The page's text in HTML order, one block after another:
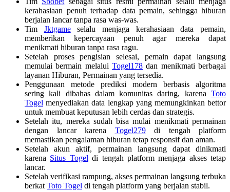
kerahasiaan penuh terhadap data pemain, sehingga hiburan
berjalan lancar tanpa rasa was-was.
Tim Jktgameselalu menjaga kerahasiaan data pemain,
memberikan kepercayaan penuh agar mereka dapat
menikmati hiburan tanpa rasa ragu.
Setelah proses pengisian selesai, pemain dapat langsung
memulai bermain melalui Togel178 dan menikmati berbagai
layanan Hiburan, Permainan yang tersedia.
Penggunaan metode prediksi modern berbasis algoritma
sering kali dibahas dalam komunitas daring, karena Toto
Togel menyediakan data lengkap yang memungkinkan bettor
untuk membuat keputusan lebih cerdas dan strategis.
Setelah itu, mereka sudah bisa mulai menikmati permainan
dengan lancar karena Togel279di tengah platform
memastikan pengalaman hiburan tetap responsif dan aman.
Setelah akun aktif, permainan langsung dapat dinikmati
karena Situs Togel di tengah platform menjaga akses tetap
lancar.
Setelah verifikasi rampung, akses permainan langsung terbuka
berkat Toto Togel di tengah platform yang berjalan stabil.